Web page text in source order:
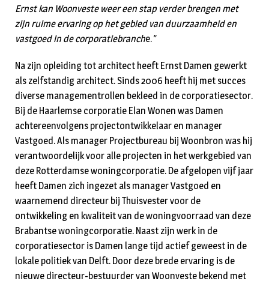
Ernst kan Woonveste weer een stap verder brengen met
zijn ruime ervaringop het gebied van duurzaamheid en
vastgoed in de corporatiebranche.”
Na zijn opleiding tot architect heeft Ernst Damen gewerkt
als zelfstandig architect. Sinds 2006 heeft hij met succes
diverse managementrollen bekleed in de corporatiesector.
Bij de Haarlemse corporatie Elan Wonen was Damen
achtereenvolgens projectontwikkelaar en manager
Vastgoed. Als manager Projectbureau bij Woonbron was hij
verantwoordelijk voor alle projecten in het werkgebied van
deze Rotterdamse woningcorporatie. De afgelopen vijf jaar
heeft Damen zich ingezet als manager Vastgoed en
waarnemend directeur bij Thuisvester voor de
ontwikkeling en kwaliteit van de woningvoorraad van deze
Brabantse woningcorporatie. Naast zijn werk in de
corporatiesector is Damen lange tijd actief geweest in de
lokale politiek van Delft. Door deze brede ervaring is de
nieuwe directeur-bestuurder van Woonveste bekend met